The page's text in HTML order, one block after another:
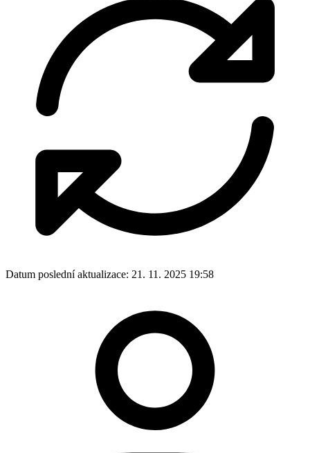
Datum poslední aktualizace: 21. 11. 2025 19:58